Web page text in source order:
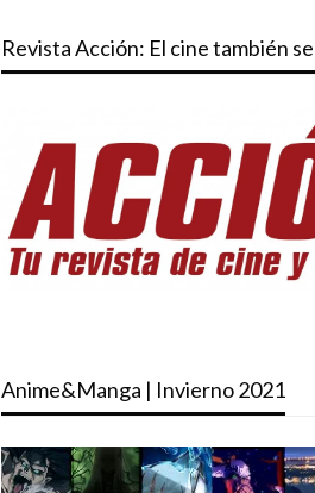
Revista Acción: El cine también
Anime&Manga | Invierno 2021